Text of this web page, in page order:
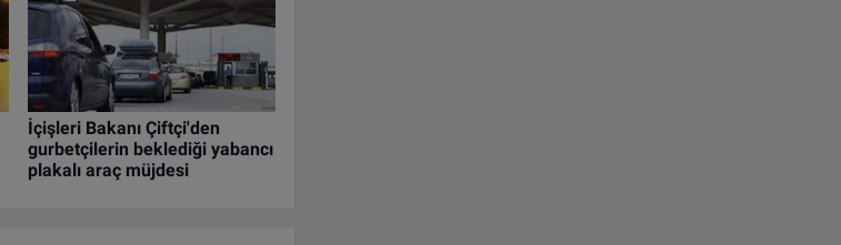
İçişleri Bakanı Çiftçi'den
gurbetçilerin beklediği yabancı
plakalı araç müjdesi